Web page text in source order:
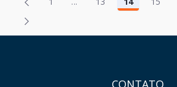
Entradas por
PáginaPáginas intermediárias
Página
Página
PáginaPágina
Página